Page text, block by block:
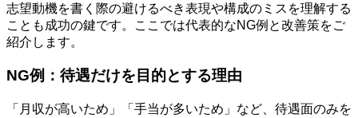
志望動機を書く際の避けるべき表現や構成のミスを理解する
ことも成功の鍵です。ここでは代表的なNG例と改善策をご
紹介します。
NG例：待遇だけを目的とする理由
「月収が高いため」「手当が多いため」など、待遇面のみを